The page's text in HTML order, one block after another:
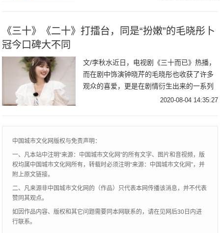
《三十》《二十》打擂台，同是“扮嫩”的毛晓彤卜
冠今口碑大不同
文/李秋水近日，电视剧《三十而已》热播，
而在剧中饰演钟晓芹的毛晓彤也收获了许多
观众的喜爱，更是在剧情衍生出来的一系列
话题下人气飙升，有望爆红。虽然在剧中的
2020-08-04 14:35:27
中国城市文化网版权与免责声明：
一、凡本站中注明“来源：中国城市文化网”的所有文字、图片和音视频，版
权均属中国城市文化网所有，转载时必须注明“来源：中国城市文化网”，并
附上原文链接。
二、凡来源非中国城市文化网的（作品）只代表本网传播该消息，并不代表
赞同其观点。
如因作品内容、版权和其它问题需要同本网联系的，请在见网后30日内进
行联系。